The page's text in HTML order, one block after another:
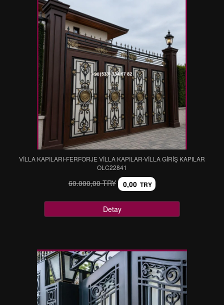
VİLLA KAPILARI-FERFORJE VİLLA KAPILAR-VİLLA GİRİŞ KAPILAR
OLC22841
60.000,00 TRY 0,00 TRY
Detay